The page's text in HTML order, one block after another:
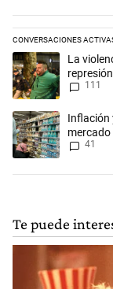
CONVERSACIONES
Este listado
Un artículo de
La
111
Un artículo deInflación
mercado
41